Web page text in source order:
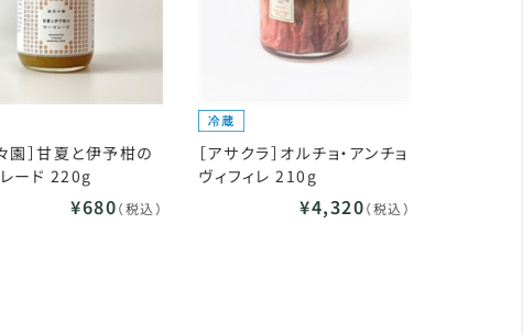
園］甘夏と伊予柑の
ード 220g
¥680（税込）
［アサクラ］オルチョ・アンチョ
ヴィフィレ 210g
¥4,320（税込）